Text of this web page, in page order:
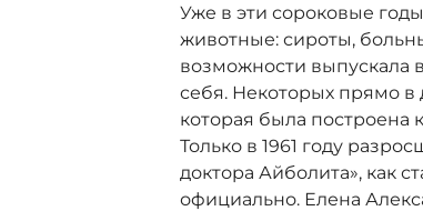
Уже в эти сороковые
животные: сироты,
возможности выпускала
себя. Некоторых прямо в
которая была
Только в 1961 году
доктора Айболита», как
официально. Елена